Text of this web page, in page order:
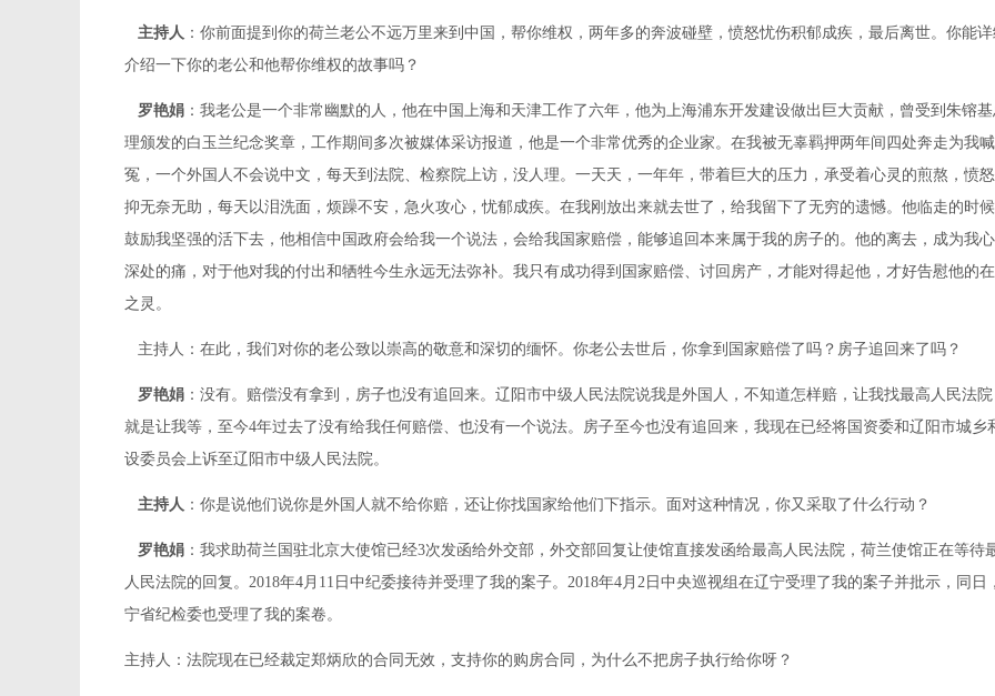
主持人 ：你前面提到你的荷兰老公不远万里来到中国，帮你维权，两年多的奔波碰壁，愤怒忧伤积郁成疾，最后离世。你能详
介绍一下你的老公和他帮你维权的故事吗？
罗艳娟 ：我老公是一个非常幽默的人，他在中国上海和天津工作了六年，他为上海浦东开发建设做出巨大贡献，曾受到朱镕基
理颁发的白玉兰纪念奖章，工作期间多次被媒体采访报道，他是一个非常优秀的企业家。在我被无辜羁押两年间四处奔走为我喊
冤，一个外国人不会说中文，每天到法院、检察院上访，没人理。一天天，一年年，带着巨大的压力，承受着心灵的煎熬，愤
抑无奈无助，每天以泪洗面，烦躁不安，急火攻心，忧郁成疾。在我刚放出来就去世了，给我留下了无穷的遗憾。他临走的时候
鼓励我坚强的活下去，他相信中国政府会给我一个说法，会给我国家赔偿，能够追回本来属于我的房子的。他的离去，成为我
深处的痛，对于他对我的付出和牺牲今生永远无法弥补。我只有成功得到国家赔偿、讨回房产，才能对得起他，才好告慰他的
之灵。
主持人：在此，我们对你的老公致以崇高的敬意和深切的缅怀。你老公去世后，你拿到国家赔偿了吗？房子追回来了吗？
罗艳娟 ：没有。赔偿没有拿到，房子也没有追回来。辽阳市中级人民法院说我是外国人，不知道怎样赔，让我找最高人民法院
就是让我等，至今4年过去了没有给我任何赔偿、也没有一个说法。房子至今也没有追回来，我现在已经将国资委和辽阳市城乡
设委员会上诉至辽阳市中级人民法院。
主持人 ：你是说他们说你是外国人就不给你赔，还让你找国家给他们下指示。面对这种情况，你又采取了什么行动？
罗艳娟 ：我求助荷兰国驻北京大使馆已经3次发函给外交部，外交部回复让使馆直接发函给最高人民法院，荷兰使馆正在等待
人民法院的回复。2018年4月11日中纪委接待并受理了我的案子。2018年4月2日中央巡视组在辽宁受理了我的案子并批示，同日
宁省纪检委也受理了我的案卷。
主持人：法院现在已经裁定郑炳欣的合同无效，支持你的购房合同，为什么不把房子执行给你呀？